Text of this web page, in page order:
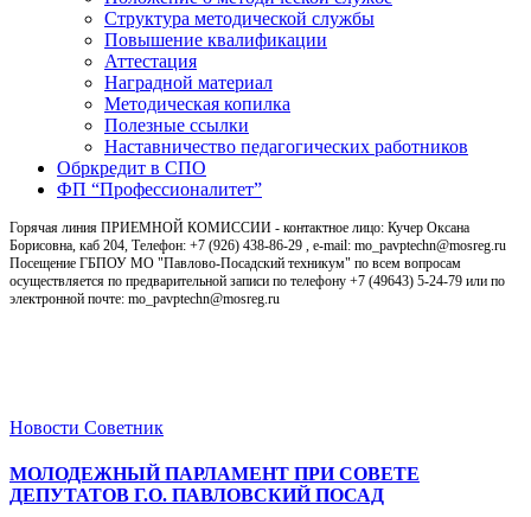
Структура методической службы
Повышение квалификации
Аттестация
Наградной материал
Методическая копилка
Полезные ссылки
Наставничество педагогических работников
Обркредит в СПО
ФП “Профессионалитет”
Горячая линия ПРИЕМНОЙ КОМИССИИ - контактное лицо: Кучер Оксана
Борисовна, каб 204, Телефон: +7 (926) 438-86-29 , e-mail: mo_pavptechn@mosreg.ru
Посещение ГБПОУ МО "Павлово-Посадский техникум" по всем вопросам
осуществляется по предварительной записи по телефону +7 (49643) 5-24-79 или по
электронной почте: mo_pavptechn@mosreg.ru
Новости Советник
МОЛОДЕЖНЫЙ ПАРЛАМЕНТ ПРИ СОВЕТЕ
ДЕПУТАТОВ Г.О. ПАВЛОВСКИЙ ПОСАД